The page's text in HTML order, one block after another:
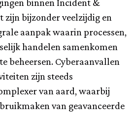
binnen Incident &
zijn bijzonder veelzijdig en
aanpak waarin processen,
handelen samenkomen
beheersen. Cyberaanvallen
zijn steeds
van aard, waarbij
van geavanceerde